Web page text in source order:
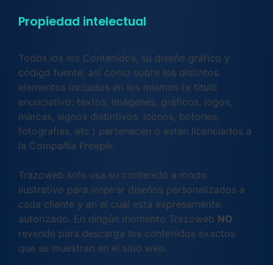
Propiedad intelectual
Todos los los Contenidos, su diseño gráfico y
código fuente, así como sobre los distintos
elementos incluidos en los mismos (a título
enunciativo: textos, imágenes, gráficos, logos,
marcas, signos distintivos, iconos, botones,
fotografías, etc.) pertenecen o están licenciados a
la Compañía Freepik.
Trazoweb solo usa su contenido a modo
ilustrativo para inspirar diseños personalizados a
cada cliente y en el cual está expresamente
autorizado. En ningún momento Trazoweb NO
revende para descarga los contenidos exactos
que se muestran en el sitio web.